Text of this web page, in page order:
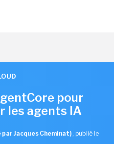
pour
les agents IA
par Jacques Cheminat) , publié le